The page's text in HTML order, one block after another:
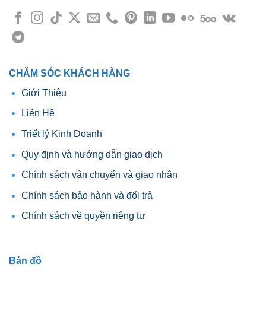
CHĂM SÓC KHÁCH HÀNG
Giới Thiệu
Liên Hệ
Triết lý Kinh Doanh
Quy định và hướng dẫn giao dịch
Chính sách vận chuyển và giao nhận
Chính sách bảo hành và đổi trả
Chính sách về quyền riêng tư
Bản đồ